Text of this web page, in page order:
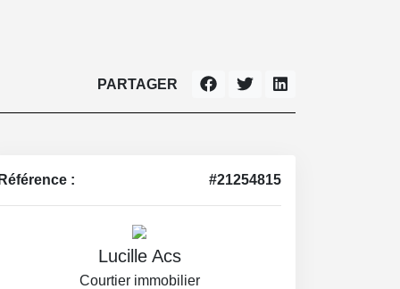
PARTAGER
Référence : #21254815
Lucille Acs
Courtier immobilier